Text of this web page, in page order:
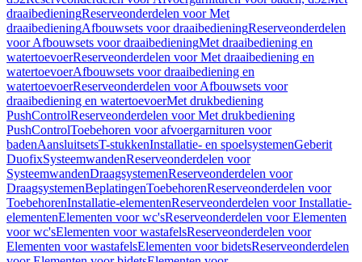
draaibedieningReserveonderdelen voor Met
draaibedieningAfbouwsets voor draaibedieningReserveonderdelen
voor Afbouwsets voor draaibedieningMet draaibediening en
watertoevoerReserveonderdelen voor Met draaibediening en
watertoevoerAfbouwsets voor draaibediening en
watertoevoerReserveonderdelen voor Afbouwsets voor
draaibediening en watertoevoerMet drukbediening
PushControlReserveonderdelen voor Met drukbediening
PushControlToebehoren voor afvoergarnituren voor
badenAansluitsetsT-stukkenInstallatie- en spoelsystemenGeberit
DuofixSysteemwandenReserveonderdelen voor
SysteemwandenDraagsystemenReserveonderdelen voor
DraagsystemenBeplatingenToebehorenReserveonderdelen voor
ToebehorenInstallatie-elementenReserveonderdelen voor Installatie-
elementenElementen voor wc'sReserveonderdelen voor Elementen
voor wc'sElementen voor wastafelsReserveonderdelen voor
Elementen voor wastafelsElementen voor bidetsReserveonderdelen